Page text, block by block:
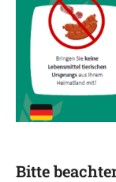
Bitte